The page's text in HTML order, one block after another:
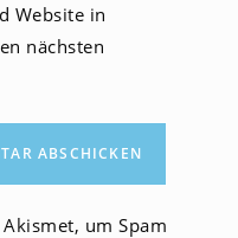
Website in
nächsten
um Spam